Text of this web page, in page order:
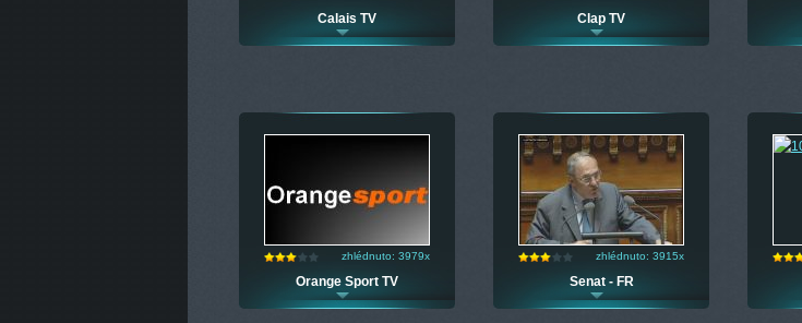
Calais TV Clap TV
zhlédnuto: 3979x
Orange Sport TV
zhlédnuto: 3915x
Senat - FR